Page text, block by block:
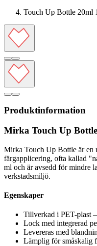
Touch Up Bottle 20ml
Produktinformation
Mirka Touch Up
Mirka Touch Up Bottle är en
färgapplicering, ofta kallad
ml och är avsedd för mindre
verkstadsmiljö.
Egenskaper
Tillverkad i PET-plast
Lock med integrerad
Levereras med
Lämplig för småskalig